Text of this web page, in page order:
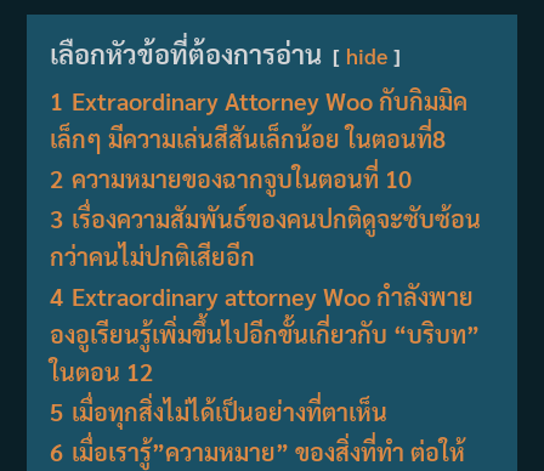
เลือกหัวข้อที่ต้องการอ่าน hide
1 Extraordinary Attorney Woo กับกิมมิค
เล็กๆ มีความเล่นสีสันเล็กน้อย ในตอนที่8
2 ความหมายของฉากจูบในตอนที่ 10
3 เรื่องความสัมพันธ์ของคนปกติดูจะซับซ้อน
กว่าคนไม่ปกติเสียอีก
4 Extraordinary attorney Woo กำลังพาย
องอูเรียนรู้เพิ่มขึ้นไปอีกขั้นเกี่ยวกับ “บริบท”
ในตอน 12
5 เมื่อทุกสิ่งไม่ได้เป็นอย่างที่ตาเห็น
6 เมื่อเรารู้”ความหมาย” ของสิ่งที่ทำ ต่อให้